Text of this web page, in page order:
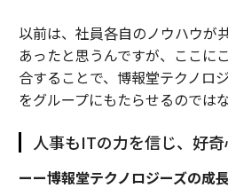
以前は、社員各自のノウハウが
あったと思うんですが、ここに
合することで、博報堂テクノロ
をグループにもたらせるのでは
人事もITの力を信じ、好
ーー博報堂テクノロジーズの成